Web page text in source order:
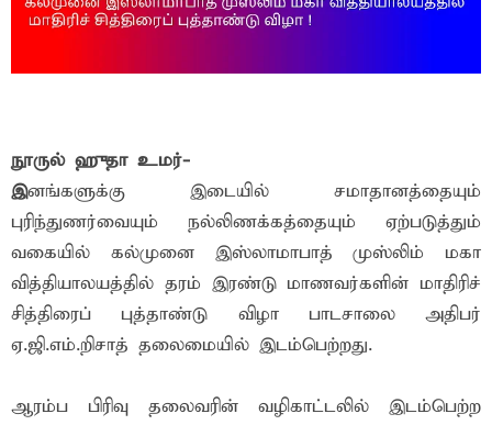
நூருல் ஹுதா உமர்-
இனங்களுக்கு இடையில் சமாதானத்தையும்
புரிந்துணர்வையும் நல்லிணக்கத்தையும் ஏற்படுத்தும்
வகையில் கல்முனை இஸ்லாமாபாத் முஸ்லிம் மகா
வித்தியாலயத்தில் தரம் இரண்டு மாணவர்களின் மாதிரிச்
சித்திரைப் புத்தாண்டு விழா பாடசாலை அதிபர்
ஏ.ஜி.எம்.றிசாத் தலைமையில் இடம்பெற்றது.
ஆரம்ப பிரிவு தலைவரின் வழிகாட்டலில் இடம்பெற்ற